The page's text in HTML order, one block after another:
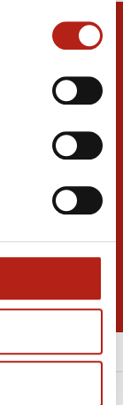
Inschrijven voor